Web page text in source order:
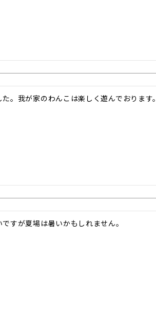
。我が家のわんこは楽しく遊んでおります。
すが夏場は暑いかもしれません。